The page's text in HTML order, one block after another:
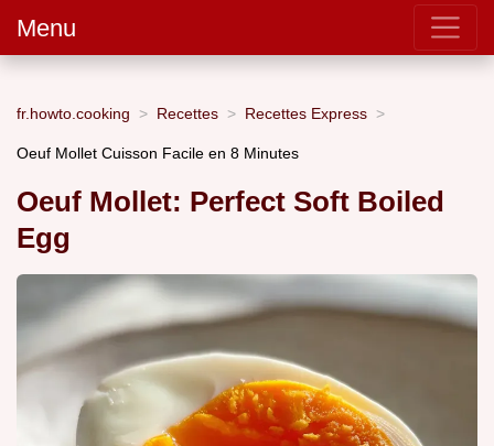
Menu
fr.howto.cooking Recettes Recettes Express
Oeuf Mollet Cuisson Facile en 8 Minutes
Oeuf Mollet: Perfect Soft Boiled
Egg